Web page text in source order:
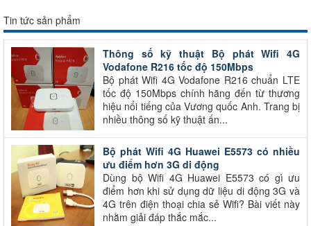
Tin tức sản phẩm
Thông số kỹ thuật Bộ phát Wifi 4G
Vodafone R216 tốc độ 150Mbps
Bộ phát Wifi 4G Vodafone R216 chuẩn LTE
tốc độ 150Mbps chính hãng đến từ thương
hiệu nổi tiếng của Vương quốc Anh. Trang bị
nhiều thông số kỹ thuật ấn...
Bộ phát Wifi 4G Huawei E5573 có nhiều
ưu điểm hơn 3G di động
Dùng bộ Wifi 4G Huawei E5573 có gì ưu
điểm hơn khi sử dụng dữ liệu di động 3G và
4G trên điện thoại chia sẻ Wifi? Bài viết này
nhằm giải đáp thắc mắc...